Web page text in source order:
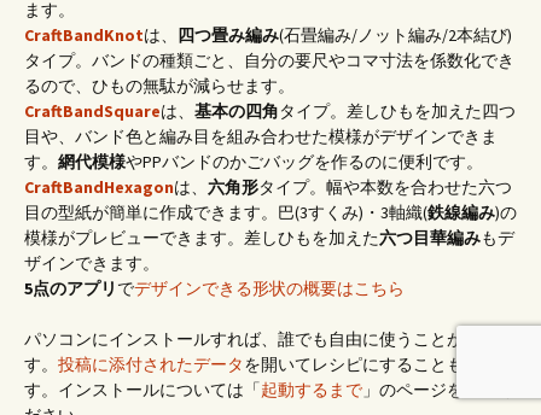
ます。
CraftBandKnotは、 四つ畳み編み(石畳編み/ノット編み/2本結び)
タイプ。バンドの種類ごと、自分の要尺やコマ寸法を係数化でき
るので、ひもの無駄が減らせます。
CraftBandSquareは、 基本の四角タイプ。差しひもを加えた四つ
目や、バンド色と編み目を組み合わせた模様がデザインできま
す。 網代模様やPPバンドのかごバッグを作るのに便利です。
CraftBandHexagonは、 六角形タイプ。幅や本数を合わせた六つ
目の型紙が簡単に作成できます。巴(3すくみ)・3軸織(鉄線編み)の
模様がプレビューできます。差しひもを加えた六つ目華編みもデ
ザインできます。
5点のアプリ でデザインできる形状の概要はこちら
パソコンにインストールすれば、誰でも自由に使うことができま
す。 投稿に添付されたデータを開いてレシピにすることもできま
す。インストールについては「起動するまで 」のページをご覧く